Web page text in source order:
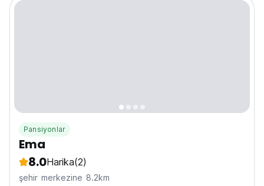
Pansiyonlar
Ema
8.0Harika(2)
şehir merkezine 8.2km